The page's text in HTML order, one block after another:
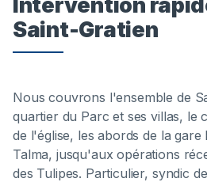
Saint-Gratien
Nous couvrons l'ensemble de
quartier du Parc et ses villas, le
de l'église, les abords de la gare
Talma, jusqu'aux opérations
des Tulipes. Particulier, syndic